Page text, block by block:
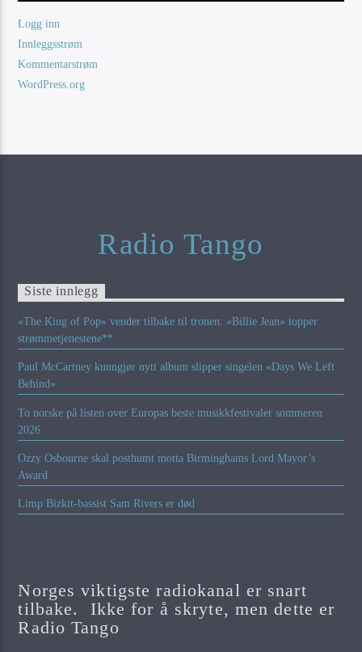
Logg inn
Innleggsstrøm
Kommentarstrøm
WordPress.org
Radio Tango
Siste innlegg
«The King of Pop» vender tilbake til tronen: «Billie Jean» topper
strømmetjenestene**
Paul McCartney kunngjør nytt album slipper singelen «Days We Left
Behind»
To norske på listen over Europas beste musikkfestivaler sommeren
2026
Ozzy Osbourne skal posthumt motta Birminghams Lord Mayor’s
Award
Limp Bizkit-bassist Sam Rivers er død
Norges viktigste radiokanal er snart
tilbake. Ikke for å skryte, men dette er
Radio Tango